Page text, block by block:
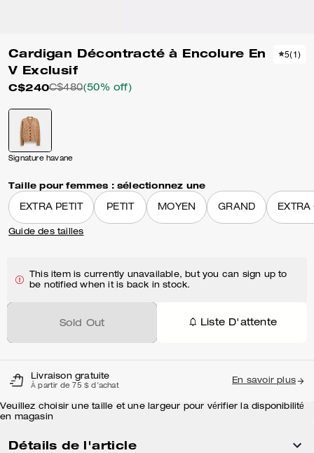
Cardigan Décontracté à Encolure En
V Exclusif
C$240C$480(50% off)
5(1)
Signature havane
Taille pour femmes : sélectionnez une
EXTRA PETIT PETIT MOYEN GRAND EXTRA
Guide des tailles
This item is currently unavailable, but you can sign up to
be notified when it is back in stock.
Sold Out Liste D'attente
Livraison gratuite
À partir de 75 $ d'achat
En savoir plus
Veuillez choisir une taille et une largeur pour vérifier la disponibilité
en magasin
Détails de l'article